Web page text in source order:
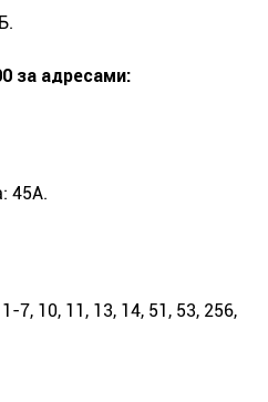
за адресами:
45А.
7, 10, 11, 13, 14, 51, 53, 256,